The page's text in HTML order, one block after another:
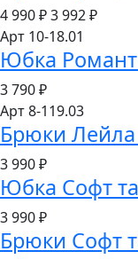
4 990 ₽3 992₽
Арт 10-18.01
Юбка
3 790₽
Арт 8-119.03
Брюки
3 990₽
Юбка Софт
3 990₽
Брюки Софт